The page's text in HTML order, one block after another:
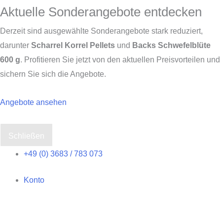
Aktuelle Sonderangebote entdecken
Derzeit sind ausgewählte Sonderangebote stark reduziert,
darunter Scharrel Korrel Pellets und Backs Schwefelblüte
600 g. Profitieren Sie jetzt von den aktuellen Preisvorteilen und
sichern Sie sich die Angebote.
Angebote ansehen
Schließen
springen
+49 (0) 3683 / 783 073
Konto